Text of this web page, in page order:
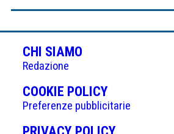
CHI SIAMO
Redazione
COOKIE POLICY(APRE
IN
UNA
Preferenze pubblicitarie
(APRE